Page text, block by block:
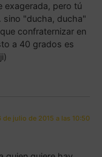
exagerada, pero tú
"ducha, ducha"
confraternizar en
a 40 grados es
de julio de 2015 a las 10:50